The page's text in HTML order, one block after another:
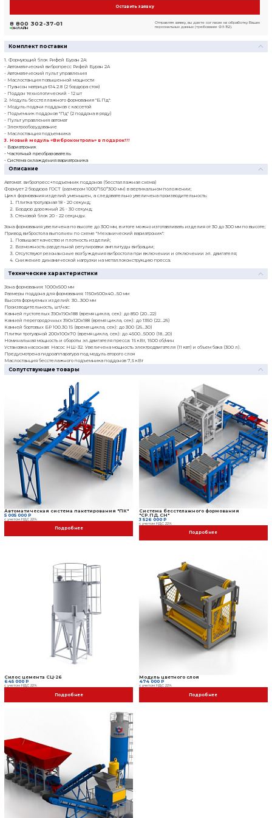
Посмотреть прайс